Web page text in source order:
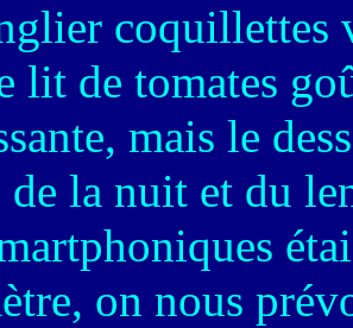
coquillettes
lit de tomates
mais le
de la nuit et du
on nous